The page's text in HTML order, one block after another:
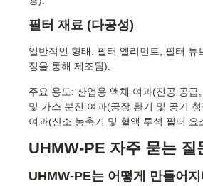
필터 재료 (다공성)
일반적인 형태: 필터 엘리먼트, 필터 튜
정을 통해 제조됨).
주요 용도: 산업용 액체 여과(진공 공
및 가스 분진 여과(공장 환기 및 공기
여과(산소 농축기 및 혈액 투석 필터 요
UHMW-PE 자주 묻는 질
UHMW-PE는 어떻게 만들어